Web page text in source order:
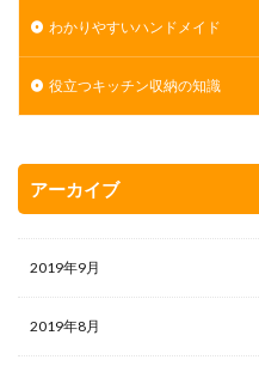
わかりやすいハンドメイド
役立つキッチン収納の知識
アーカイブ
2019年9月
2019年8月